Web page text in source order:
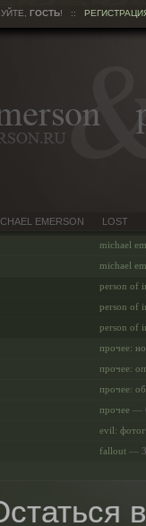
ГОСТЬ! ::
EMERSON LOST
michael
michael
person of
person of
person of
прочее:
прочее:
прочее:
прочее —
evil:
fallout — 3